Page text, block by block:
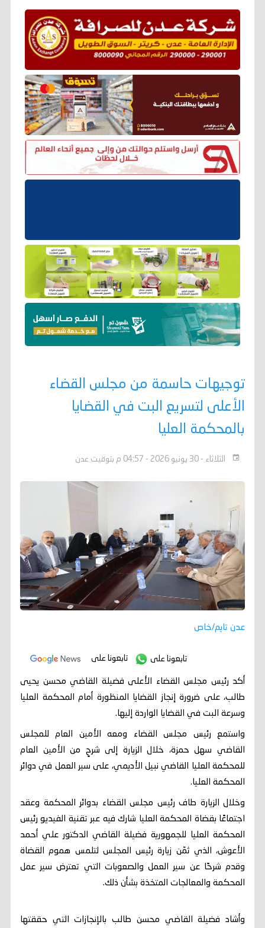
توجيهات حاسمة من مجلس القضاء
الأعلى لتسريع البت في القضايا
بالمحكمة العليا
الثلاثاء - 30 يونيو 2026 - 04:57 م بتوقيت عدن
عدن تايم/خاص
تابعونا على تابعونا على
أكد رئيس مجلس القضاء الأعلى فضيلة القاضي محسن يحيى
طالب، على ضرورة إنجاز القضايا المنظورة أمام المحكمة العليا
وسرعة البت في القضايا الواردة إليها.
واستمع رئيس مجلس القضاء ومعه الأمين العام للمجلس
القاضي سهل حمزة، خلال الزيارة إلى شرحٍ من الأمين العام
للمحكمة العليا القاضي نبيل الأديمي، على سير العمل في دوائر
المحكمة العليا.
وخلال الزيارة طاف رئيس مجلس القضاء بدوائر المحكمة وعقد
اجتماعًا بقضاة المحكمة العليا شارك فيه عبر تقنية الفيديو رئيس
المحكمة العليا للجمهورية فضيلة القاضي الدكتور علي أحمد
الأعوش، الذي ثمّن زيارة رئيس المجلس لتلمس هموم القضاة
وقدم شرحًا عن سير العمل والصعوبات التي تعترض سير عمل
المحكمة والمعالجات المتخذة بشأن ذلك.
وأشاد فضيلة القاضي محسن طالب بالإنجازات التي حققتها